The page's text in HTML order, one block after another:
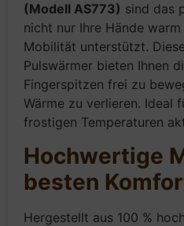
(Modell AS773) sind das
nicht nur Ihre Hände
Mobilität unterstützt.
Pulswärmer bieten Ihnen
Fingerspitzen frei zu
Wärme zu verlieren. Ideal
frostigen Temperaturen
Hochwertige
besten
Hergestellt aus 100 %